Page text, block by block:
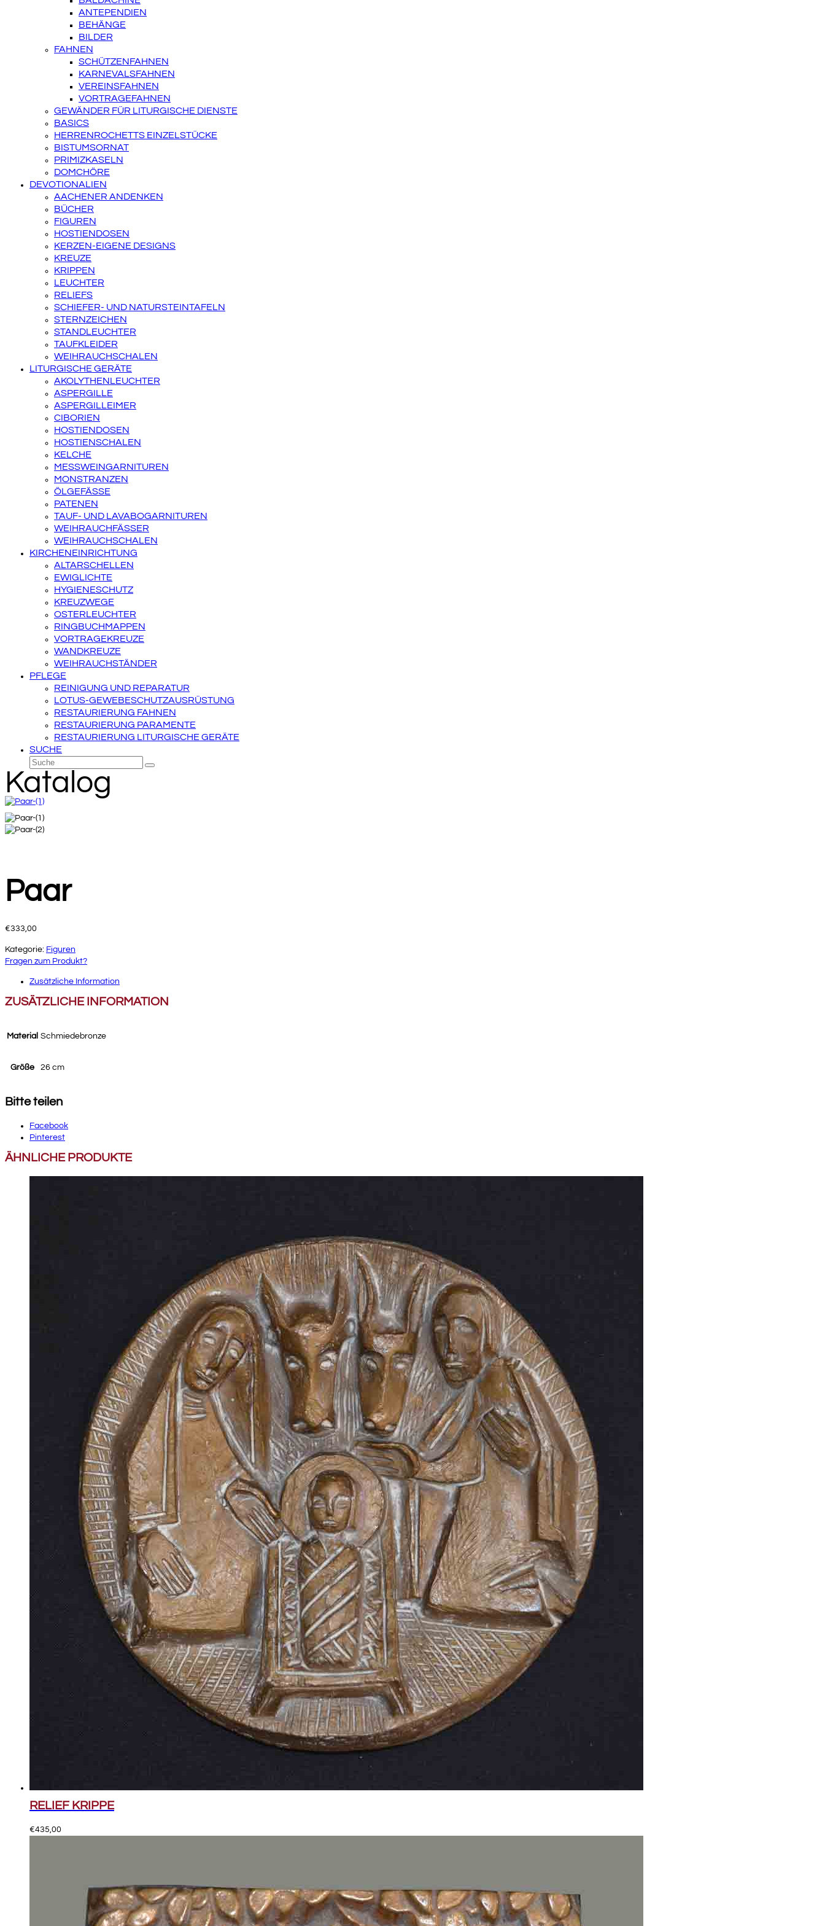
ANTEPENDIEN
BEHÄNGE
BILDER
FAHNEN
SCHÜTZENFAHNEN
KARNEVALSFAHNEN
VEREINSFAHNEN
VORTRAGEFAHNEN
GEWÄNDER FÜR LITURGISCHE DIENSTE
BASICS
HERRENROCHETTS EINZELSTÜCKE
BISTUMSORNAT
PRIMIZKASELN
DOMCHÖRE
DEVOTIONALIEN
AACHENER ANDENKEN
BÜCHER
FIGUREN
HOSTIENDOSEN
KERZEN-EIGENE DESIGNS
KREUZE
KRIPPEN
LEUCHTER
RELIEFS
SCHIEFER- UND NATURSTEINTAFELN
STERNZEICHEN
STANDLEUCHTER
TAUFKLEIDER
WEIHRAUCHSCHALEN
LITURGISCHE GERÄTE
AKOLYTHENLEUCHTER
ASPERGILLE
ASPERGILLEIMER
CIBORIEN
HOSTIENDOSEN
HOSTIENSCHALEN
KELCHE
MESSWEINGARNITUREN
MONSTRANZEN
ÖLGEFÄSSE
PATENEN
TAUF- UND LAVABOGARNITUREN
WEIHRAUCHFÄSSER
WEIHRAUCHSCHALEN
KIRCHENEINRICHTUNG
ALTARSCHELLEN
EWIGLICHTE
HYGIENESCHUTZ
KREUZWEGE
OSTERLEUCHTER
RINGBUCHMAPPEN
VORTRAGEKREUZE
WANDKREUZE
WEIHRAUCHSTÄNDER
PFLEGE
REINIGUNG UND REPARATUR
LOTUS-GEWEBESCHUTZAUSRÜSTUNG
RESTAURIERUNG FAHNEN
RESTAURIERUNG PARAMENTE
RESTAURIERUNG LITURGISCHE GERÄTE
SUCHE
Suche
Senden
Katalog
Paar
€333,00
Kategorie: Figuren
Fragen zum Produkt?
Zusätzliche Information
ZUSÄTZLICHE INFORMATION
Material Schmiedebronze
Größe 26 cm
Bitte teilen
Facebook
Pinterest
ÄHNLICHE PRODUKTE
RELIEF KRIPPE
€435,00